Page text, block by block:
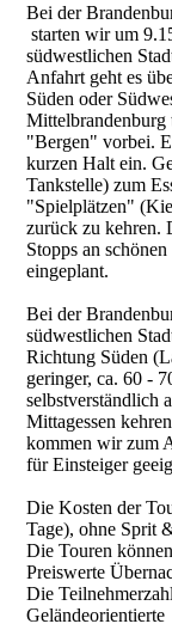
Bei der
starten wir um
südwestlichen
Anfahrt geht es
Süden oder
Mittelbrandenburg
"Bergen" vorbei.
kurzen Halt ein.
Tankstelle) zum
"Spielplätzen"
zurück zu kehren.
Stopps an
eingeplant.
Bei der
südwestlichen
Richtung Süden
geringer, ca. 60 -
selbstverständlich
Mittagessen
kommen wir zum
für Einsteiger
Die Kosten der
Tage), ohne Sprit
Die Touren
Preiswerte
Die